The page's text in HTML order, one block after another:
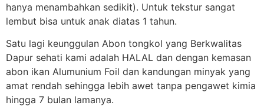
hanya menambahkan sedikit). Untuk tekstur sangat
lembut bisa untuk anak diatas 1 tahun.
Satu lagi keunggulan Abon tongkol yang Berkwalitas
Dapur sehati kami adalah HALAL dan dengan kemasan
abon ikan Alumunium Foil dan kandungan minyak yang
amat rendah sehingga lebih awet tanpa pengawet kimia
hingga 7 bulan lamanya.